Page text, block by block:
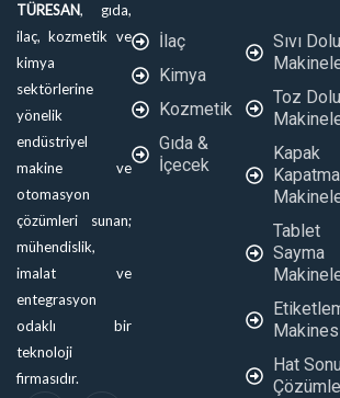
ADBLUE, Motor Yağı
Makinası
TÜRESAN, gıda,
ilaç, kozmetik ve
kimya
sektörlerine
yönelik
endüstriyel
makine ve
otomasyon
çözümleri sunan;
mühendislik,
imalat ve
entegrasyon
odaklı bir
teknoloji
firmasıdır.
İlaç
Kimya
Kozmetik
Gıda &
İçecek
Sıvı
Toz
Kapak
Kapatma
Tablet
Sayma
Hat Sonu